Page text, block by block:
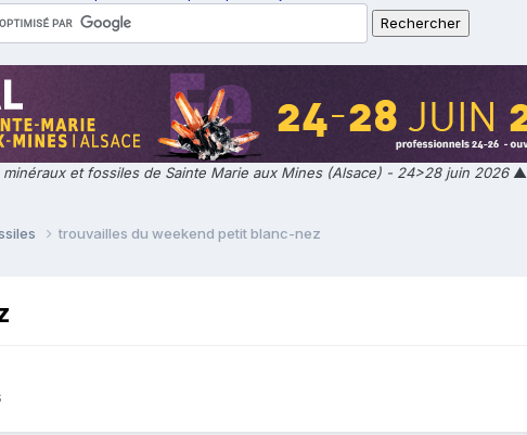
minéraux et fossiles de Sainte Marie aux Mines (Alsace) - 24>28 juin 2026▲
trouvailles du weekend petit blanc-nez